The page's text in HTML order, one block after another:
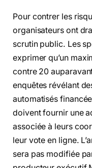
Pour contrer les
organisateurs ont
scrutin public. Les
exprimer qu’un
contre 20
enquêtes révélant
automatisés
doivent fournir une
associée à leurs
leur vote en ligne.
sera pas modifiée